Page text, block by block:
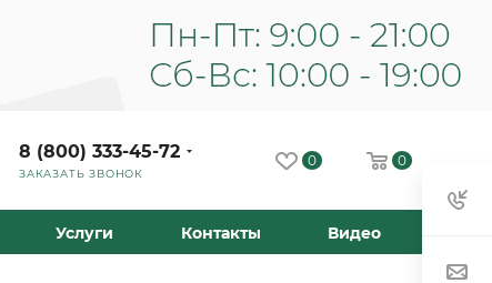
8 (800) 333-45-72
ЗАКАЗАТЬ ЗВОНОК
0 0
Услуги Контакты Видео